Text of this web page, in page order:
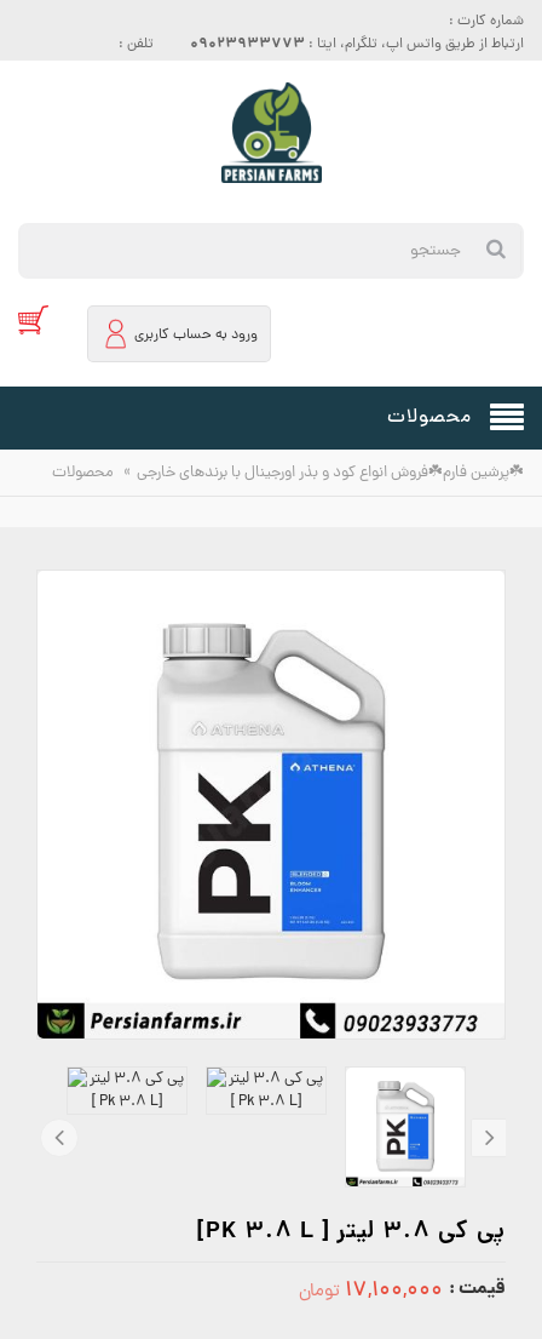
شماره کارت :
ارتباط از طریق واتس اپ، تلگرام، ایتا : 09023933773 تلفن :
ورود به حساب کاربری
محصولات
☘️پرشین فارم☘️فروش انواع کود و بذر اورجینال با برندهای خارجی » محصولات
پی کی 3.8 لیتر [ PK 3.8 L]
قیمت : ۱۷,۱۰۰,۰۰۰ تومان